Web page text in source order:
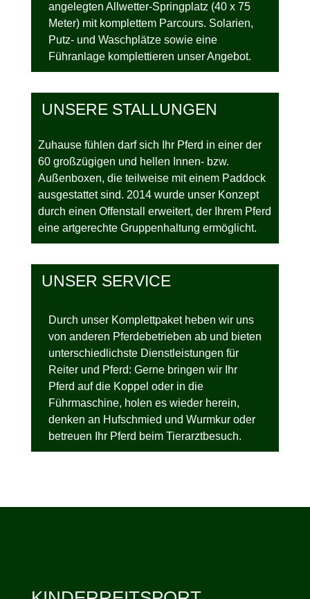
angelegten Allwetter-Springplatz (40 x 75
Meter) mit komplettem Parcours. Solarien,
Putz- und Waschplätze sowie eine
Führanlage komplettieren unser Angebot.
UNSERE STALLUNGEN
Zuhause fühlen darf sich Ihr Pferd in einer der
60 großzügigen und hellen Innen- bzw.
Außenboxen, die teilweise mit einem Paddock
ausgestattet sind. 2014 wurde unser Konzept
durch einen Offenstall erweitert, der Ihrem Pferd
eine artgerechte Gruppenhaltung ermöglicht.
UNSER SERVICE
Durch unser Komplettpaket heben wir uns
von anderen Pferdebetrieben ab und bieten
unterschiedlichste Dienstleistungen für
Reiter und Pferd: Gerne bringen wir Ihr
Pferd auf die Koppel oder in die
Führmaschine, holen es wieder herein,
denken an Hufschmied und Wurmkur oder
betreuen Ihr Pferd beim Tierarztbesuch.